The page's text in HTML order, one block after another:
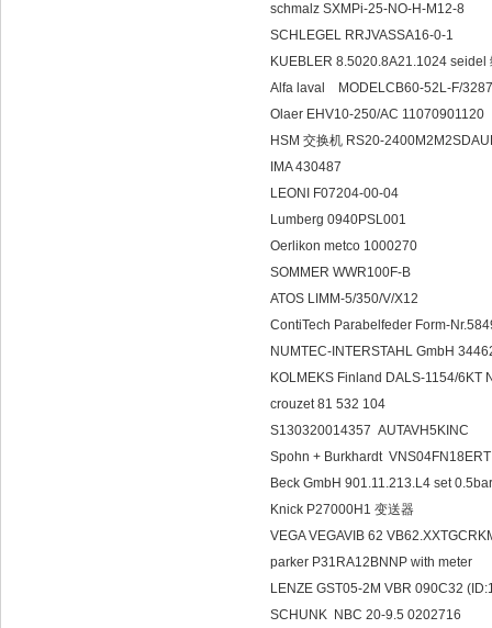
schmalz SXMPi-25-NO-H-M12-8
SCHLEGEL RRJVASSA16-0-1
KUEBLER 8.5020.8A21.1024 seidel
Alfa laval MODELCB60-52L-F/
Olaer EHV10-250/AC 11070901120
HSM 交换机 RS20-
IMA 430487
LEONI F07204-00-04
Lumberg 0940PSL001
Oerlikon metco 1000270
SOMMER WWR100F-B
ATOS LIMM-5/350/V/X12
ContiTech Parabelfeder Form-
NUMTEC-INTERSTAHL GmbH
KOLMEKS Finland DALS-1154/6KT
crouzet 81 532 104
S130320014357 AUTAVH5KINC
Spohn + Burkhardt
Beck GmbH 901.11.213.L4 set
Knick P27000H1 变送器
VEGA VEGAVIB 62
parker P31RA12BNNP with meter
LENZE GST05-2M VBR 090C32
SCHUNK NBC 20-9.5 0202716